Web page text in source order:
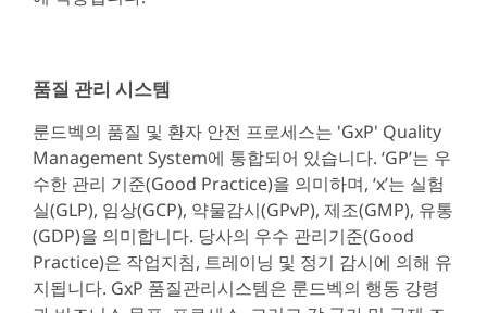
품질 관리 시스템
룬드벡의 품질 및 환자 안전 프로세스는 'GxP' Quality
Management System에 통합되어 있습니다. ‘GP’는 우
수한 관리 기준(Good Practice)을 의미하며, ‘x’는 실험
실(GLP), 임상(GCP), 약물감시(GPvP), 제조(GMP), 유통
(GDP)을 의미합니다. 당사의 우수 관리기준(Good
Practice)은 작업지침, 트레이닝 및 정기 감시에 의해 유
지됩니다. GxP 품질관리시스템은 룬드벡의 행동 강령